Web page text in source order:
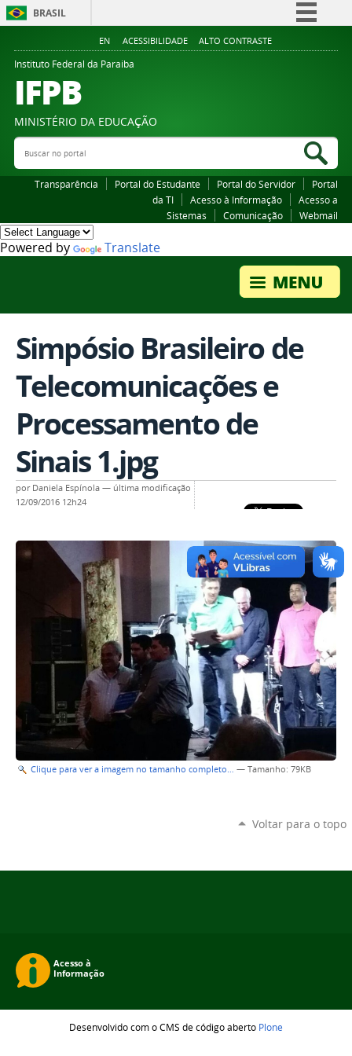
BRASIL
Simplifique!
Legislação
EN ACESSIBILIDADE ALTO CONTRASTE
Instituto Federal da Paraiba
IFPB
MINISTÉRIO DA EDUCAÇÃO
Buscar no portal
Transparência Portal do Estudante Portal do Servidor
Portal
da TI
Acesso à Informação
Acesso a
Sistemas
Comunicação Webmail
Powered by Translate
Simpósio Brasileiro de
Telecomunicações e
Processamento de
Sinais 1.jpg
por Daniela Espínola — última modificação
12/09/2016 12h24
Clique para ver a imagem no tamanho completo… — Tamanho: 79KB
Voltar para o topo
Desenvolvido com o CMS de código aberto Plone